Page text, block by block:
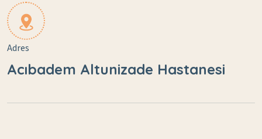
Adres
Acıbadem Altunizade Hastanesi